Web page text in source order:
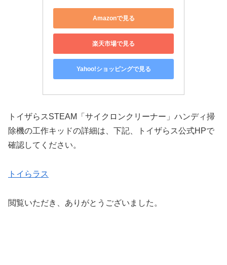
Amazonで見る
楽天市場で見る
Yahoo!ショッピングで見る
トイザらスSTEAM「サイクロンクリーナー」ハンディ掃
除機の工作キッドの詳細は、下記、トイザらス公式HPで
確認してください。
トイらラス
閲覧いただき、ありがとうございました。